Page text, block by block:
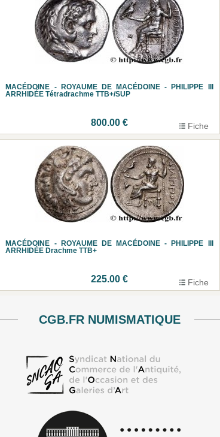
MACÉDOINE - ROYAUME DE MACÉDOINE - PHILIPPE III
ARRHIDÉE Tétradrachme TTB+/SUP
800.00 € Fiche
MACÉDOINE - ROYAUME DE MACÉDOINE - PHILIPPE III
ARRHIDÉE Drachme TTB+
225.00 € Fiche
CGB.FR NUMISMATIQUE